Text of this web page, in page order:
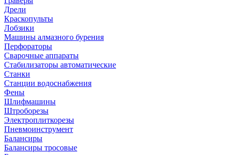
Дрели
Краскопульты
Лобзики
Машины алмазного бурения
Перфораторы
Сварочные аппараты
Стабилизаторы автоматические
Станки
Станции водоснабжения
Фены
Шлифмашины
Штроборезы
Электроплиткорезы
Пневмоинструмент
Балансиры
Балансиры тросовые